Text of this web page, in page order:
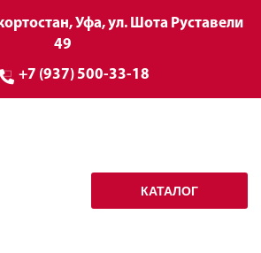
Уфа, ул. Шота Руставели
49
+7 (937) 500-33-18
КАТАЛОГ